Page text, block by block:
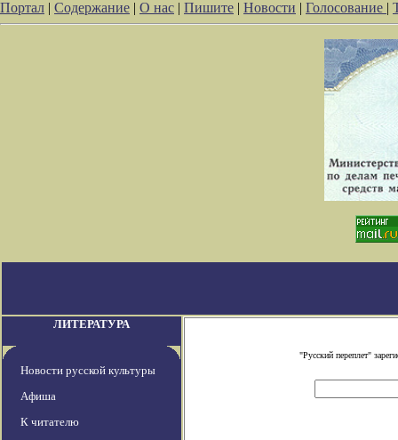
Портал | Содержание | О нас | Пишите | Новости | Голосование |
ЛИТЕРАТУРА
Новости русской культуры
Афиша
К читателю
"Русский переплет"